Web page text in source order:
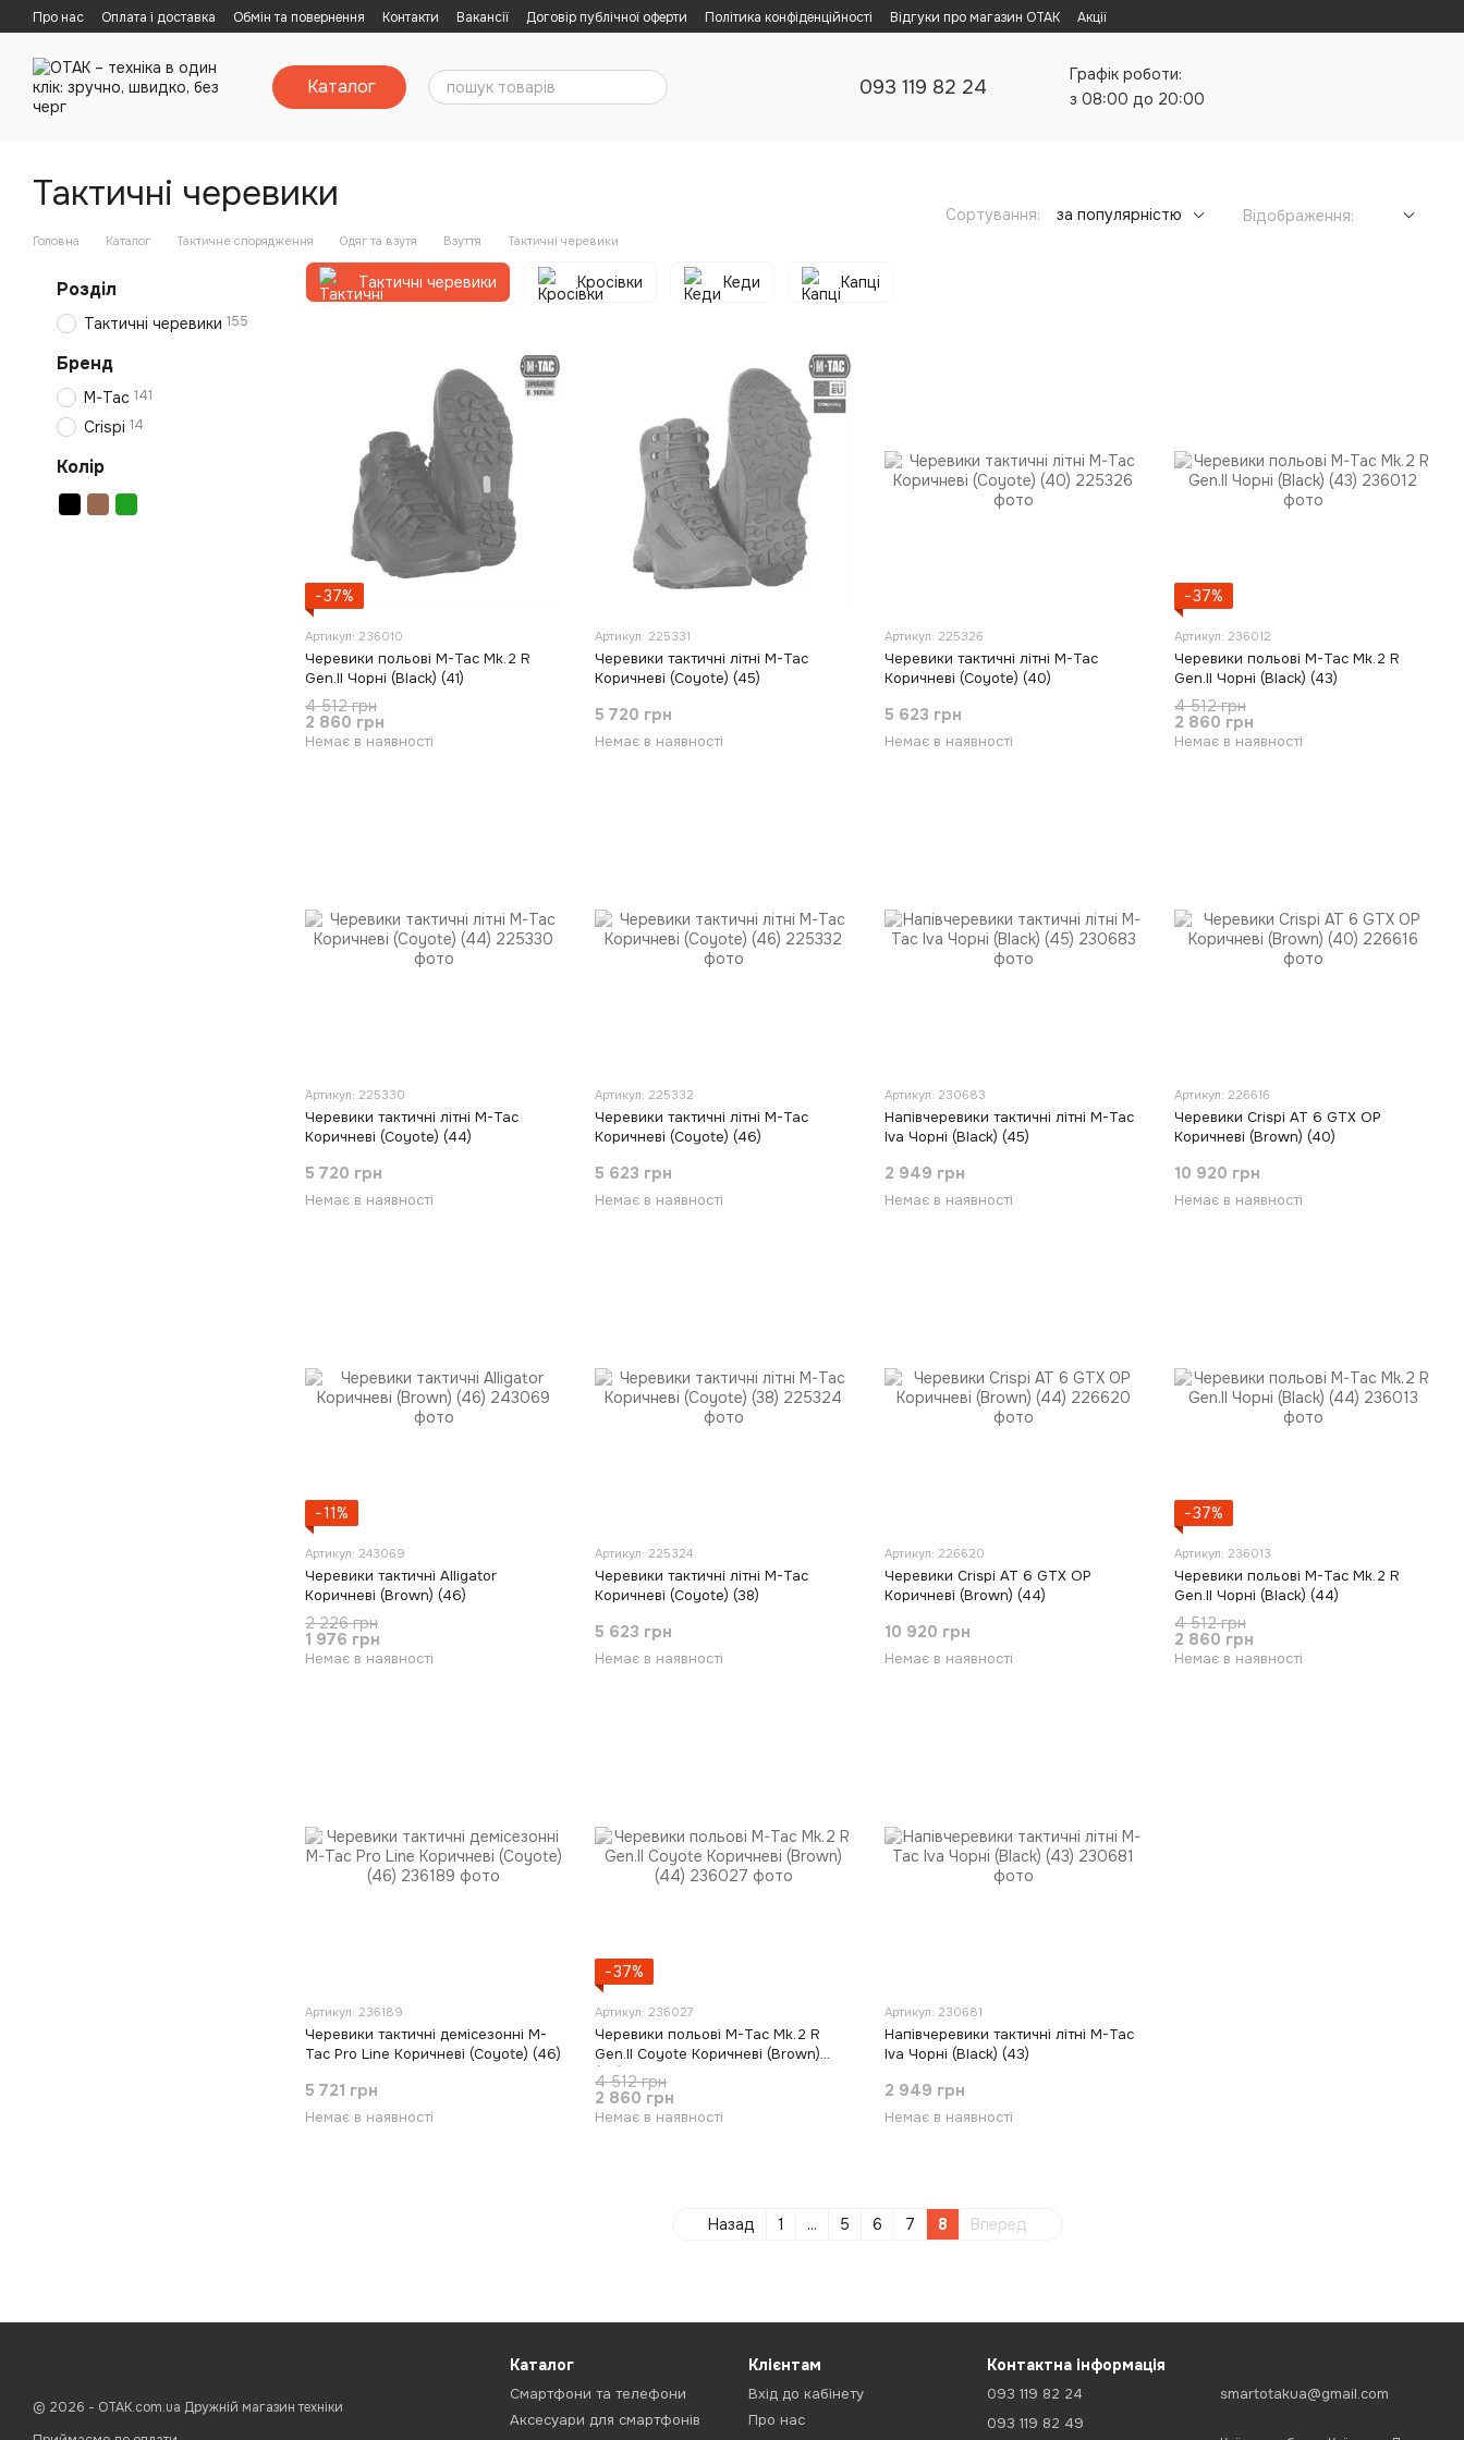
Перейти к основному контенту
Про нас Оплата і доставка Обмін та повернення Контакти Вакансії Договір публічної оферти Політика конфіденційності Відгуки про магазин ОТАК Акції
Каталог 093 119 82 24
Графік роботи:
з 08:00 до 20:00
Тактичні черевики
Головна Каталог Тактичне спорядження Одяг та взутя Взуття Тактичні черевики
Сортування: за популярністю Відображення:
Тактичні черевики Кросівки Кеди Капці
−37%
Артикул: 236010
Черевики польові M-Tac Mk.2 R
Gen.II Чорні (Black) (41)
4 512 грн
2 860 грн
Немає в наявності
Артикул: 225331
Черевики тактичні літні M-Tac
Коричневі (Coyote) (45)
5 720 грн
Немає в наявності
Артикул: 225326
Черевики тактичні літні M-Tac
Коричневі (Coyote) (40)
5 623 грн
Немає в наявності
−37%
Артикул: 236012
Черевики польові M-Tac Mk.2 R
Gen.II Чорні (Black) (43)
4 512 грн
2 860 грн
Немає в наявності
Артикул: 225330
Черевики тактичні літні M-Tac
Коричневі (Coyote) (44)
5 720 грн
Немає в наявності
Артикул: 225332
Черевики тактичні літні M-Tac
Коричневі (Coyote) (46)
5 623 грн
Немає в наявності
Артикул: 230683
Напівчеревики тактичні літні M-Tac
Iva Чорні (Black) (45)
2 949 грн
Немає в наявності
Артикул: 226616
Черевики Crispi AT 6 GTX OP
Коричневі (Brown) (40)
10 920 грн
Немає в наявності
−11%
Артикул: 243069
Черевики тактичні Alligator
Коричневі (Brown) (46)
2 226 грн
1 976 грн
Немає в наявності
Артикул: 225324
Черевики тактичні літні M-Tac
Коричневі (Coyote) (38)
5 623 грн
Немає в наявності
Артикул: 226620
Черевики Crispi AT 6 GTX OP
Коричневі (Brown) (44)
10 920 грн
Немає в наявності
−37%
Артикул: 236013
Черевики польові M-Tac Mk.2 R
Gen.II Чорні (Black) (44)
4 512 грн
2 860 грн
Немає в наявності
Артикул: 236189
Черевики тактичні демісезонні M-
Tac Pro Line Коричневі (Coyote) (46)
5 721 грн
Немає в наявності
−37%
Артикул: 236027
Черевики польові M-Tac Mk.2 R
Gen.II Coyote Коричневі (Brown)
(44)
4 512 грн
2 860 грн
Немає в наявності
Артикул: 230681
Напівчеревики тактичні літні M-Tac
Iva Чорні (Black) (43)
2 949 грн
Немає в наявності
Назад 1 ... 5 6 7 8 Вперед
Розділ
Тактичні черевики 155
Бренд
M-Tac 141
Crispi 14
Колір
© 2026 - ОТАК.com.ua Дружній магазин техніки
Каталог
Смартфони та телефони
Аксесуари для смартфонів
Клієнтам
Вхід до кабінету
Про нас
Контактна інформація
093 119 82 24
093 119 82 49
smartotakua@gmail.com